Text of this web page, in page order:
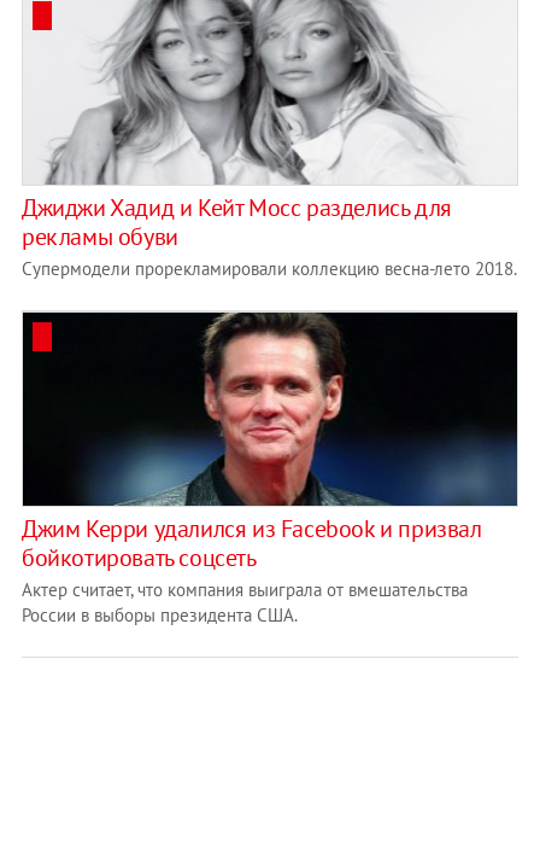
Джиджи Хадид и Кейт Мосс разделись для
рекламы обуви
Супермодели прорекламировали коллекцию весна-лето 2018.
​Джим Керри удалился из Facebook и призвал
бойкотировать соцсеть
Актер считает, что компания выиграла от вмешательства
России в выборы президента США.